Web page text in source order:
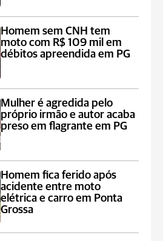
Homem sem CNH tem
moto com R$ 109 mil em
débitos apreendida em PG
Mulher é agredida pelo
próprio irmão e autor acaba
preso em flagrante em PG
Homem fica ferido após
acidente entre moto
elétrica e carro em Ponta
Grossa